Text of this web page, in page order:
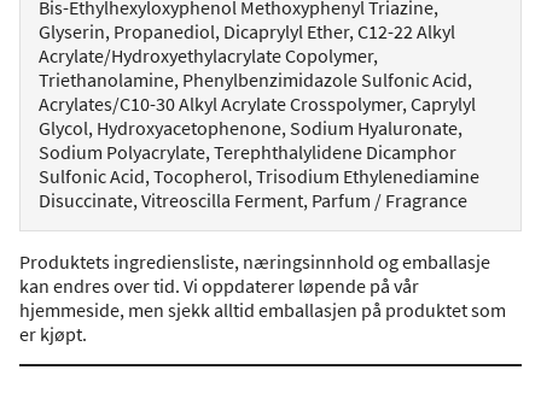
Bis-Ethylhexyloxyphenol Methoxyphenyl Triazine,
Glyserin, Propanediol, Dicaprylyl Ether, C12-22 Alkyl
Acrylate/Hydroxyethylacrylate Copolymer,
Triethanolamine, Phenylbenzimidazole Sulfonic Acid,
Acrylates/C10-30 Alkyl Acrylate Crosspolymer, Caprylyl
Glycol, Hydroxyacetophenone, Sodium Hyaluronate,
Sodium Polyacrylate, Terephthalylidene Dicamphor
Sulfonic Acid, Tocopherol, Trisodium Ethylenediamine
Disuccinate, Vitreoscilla Ferment, Parfum / Fragrance
Produktets ingrediensliste, næringsinnhold og emballasje
kan endres over tid. Vi oppdaterer løpende på vår
hjemmeside, men sjekk alltid emballasjen på produktet som
er kjøpt.